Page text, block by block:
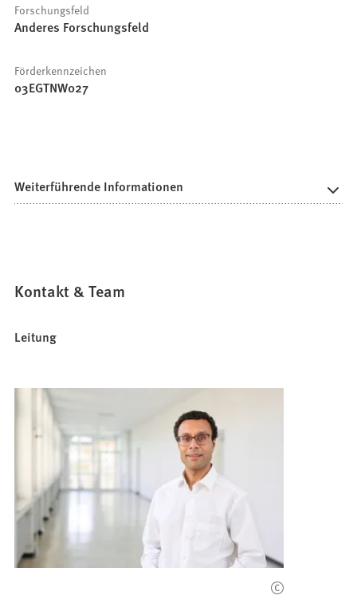
Forschungsfeld
Anderes Forschungsfeld
Förderkennzeichen
03EGTNW027
Weiterführende Informationen
Kontakt & Team
Leitung